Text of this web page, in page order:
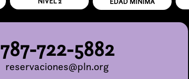
787-722-5882
reservaciones@pln.org